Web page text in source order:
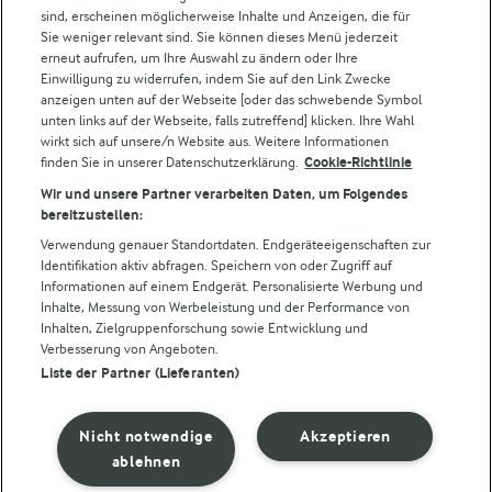
Castello
Lurpak
Arla Pro
Für unsere Landwirt:innen
Folge uns!
Cookie Wahl wieder öffnen
Datenschutzbestimmungen
sind, erscheinen möglicherweise Inhalte und Anzeigen, die für
Sie weniger relevant sind. Sie können dieses Menü jederzeit
erneut aufrufen, um Ihre Auswahl zu ändern oder Ihre
Einwilligung zu widerrufen, indem Sie auf den Link Zwecke
anzeigen unten auf der Webseite [oder das schwebende Symbol
unten links auf der Webseite, falls zutreffend] klicken. Ihre Wahl
wirkt sich auf unsere/n Website aus. Weitere Informationen
finden Sie in unserer Datenschutzerklärung. Cookie-Richtlinie
Wir und unsere Partner verarbeiten Daten, um Folgendes
bereitzustellen:
Verwendung genauer Standortdaten. Endgeräteeigenschaften zur
Identifikation aktiv abfragen. Speichern von oder Zugriff auf
Informationen auf einem Endgerät. Personalisierte Werbung und
Inhalte, Messung von Werbeleistung und der Performance von
Inhalten, Zielgruppenforschung sowie Entwicklung und
Verbesserung von Angeboten.
Liste der Partner (Lieferanten)
Akzeptieren
Nicht notwendige
ablehnen